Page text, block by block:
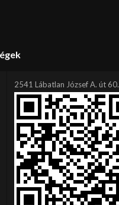
2541 Lábatlan József A. út 60.